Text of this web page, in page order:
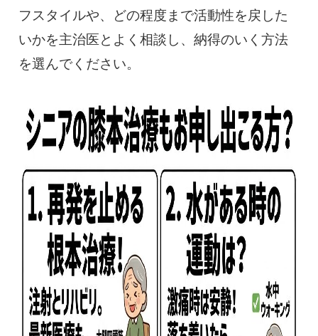
フスタイルや、どの程度まで活動性を戻した
いかを主治医とよく相談し、納得のいく方法
を選んでください。